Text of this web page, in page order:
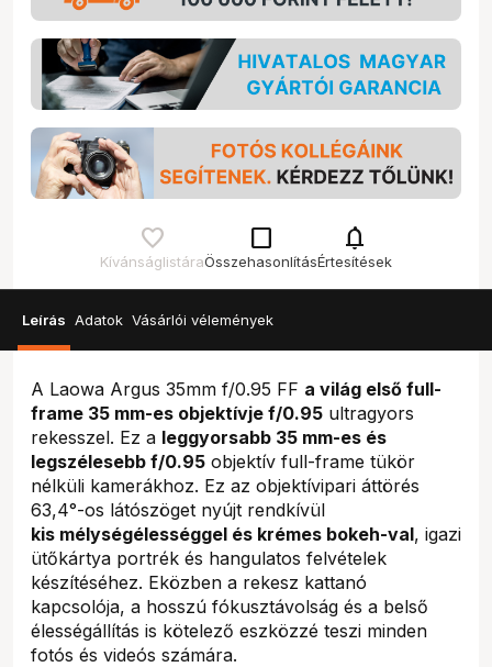
Kívánságlistára
check_box_outline_blank
Összehasonlítás
notifications
Értesítések
Leírás Adatok Vásárlói vélemények
A Laowa Argus 35mm f/0.95 FF a világ első full-
frame 35 mm-es objektívje f/0.95 ultragyors
rekesszel. Ez a leggyorsabb 35 mm-es és
legszélesebb f/0.95 objektív full-frame tükör
nélküli kamerákhoz. Ez az objektívipari áttörés
63,4°-os látószöget nyújt rendkívül
kis mélységélességgel és krémes bokeh-val, igazi
ütőkártya portrék és hangulatos felvételek
készítéséhez. Eközben a rekesz kattanó
kapcsolója, a hosszú fókusztávolság és a belső
élességállítás is kötelező eszközzé teszi minden
fotós és videós számára.